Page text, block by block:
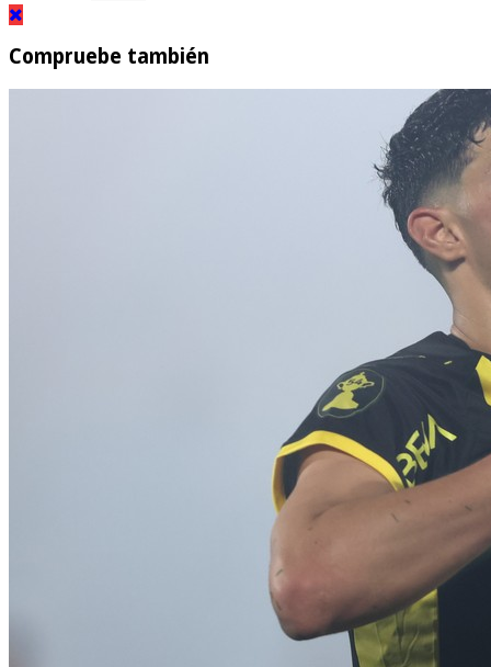
Compruebe también